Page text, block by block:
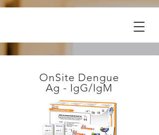
OnSite Dengue
Ag - IgG/IgM